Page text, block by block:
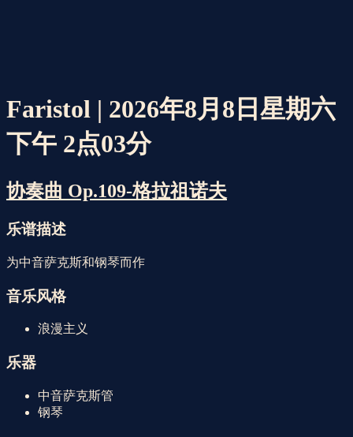
Faristol | 2026年8月8日星期六
下午 2点03分
协奏曲 Op.109-格拉祖诺夫
乐谱描述
为中音萨克斯和钢琴而作
音乐风格
浪漫主义